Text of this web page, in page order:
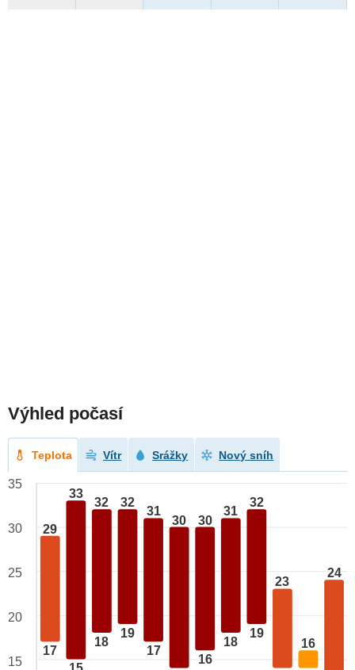
Výhled počasí
Teplota Vítr Srážky Nový sníh
29
17
33
32
18
32
19
31
17
30 30
16
31
18
32
19
23
16
24
35
30
25
20
15